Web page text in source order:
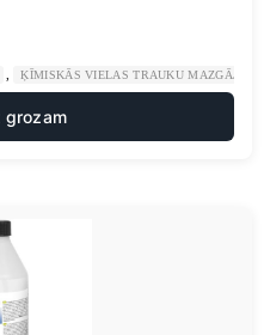
ĶĪMISKĀS VIELAS TRAUKU
grozam